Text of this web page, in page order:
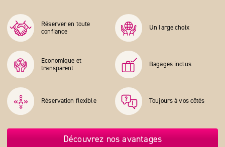
Réserver en toute
confiance
Un large choix
Economique et
transparent
Bagages inclus
Réservation flexible Toujours à vos côtés
Découvrez nos avantages